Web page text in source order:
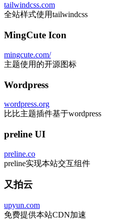
tailwindcss.com
全站样式使用tailwindcss
MingCute Icon
mingcute.com/
主题使用的开源图标
Wordpress
wordpress.org
比比主题插件基于wordpress
preline UI
preline.co
preline实现本站交互组件
又拍云
upyun.com
免费提供本站CDN加速